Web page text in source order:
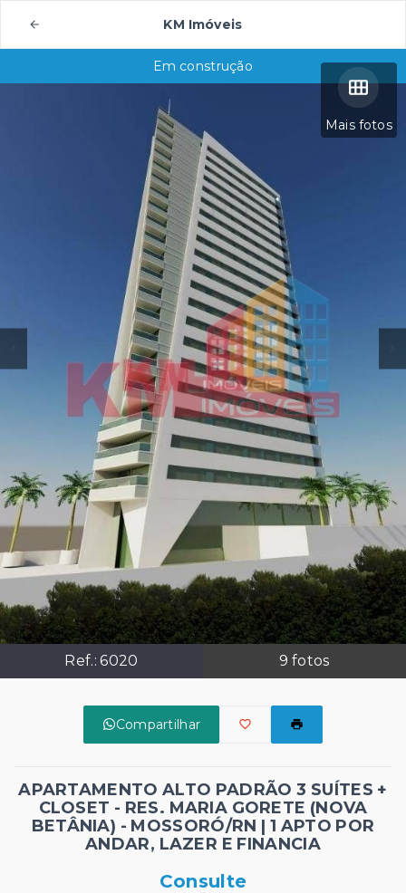
KM Imóveis
Mais fotos
Ref.:6020 9 fotos
Em construção
Compartilhar
APARTAMENTO ALTO PADRÃO 3 SUÍTES +
CLOSET - RES. MARIA GORETE (NOVA
BETÂNIA) - MOSSORÓ/RN | 1 APTO POR
ANDAR, LAZER E FINANCIA
Consulte